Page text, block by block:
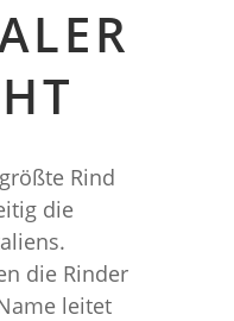
Rind
die
die Rinder
leitet